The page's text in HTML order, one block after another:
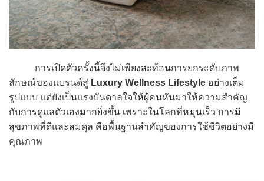
การเปิดตัวครั้งนี้จึงไม่เพียงสะท้อนการยกระดับภาพ
ลักษณ์ของแบรนด์สู่ Luxury Wellness Lifestyle อย่างเต็ม
รูปแบบ แต่ยังเป็นแรงบันดาลใจให้ผู้คนหันมาให้ความสำคัญ
กับการดูแลตัวเองมากยิ่งขึ้น เพราะในโลกที่หมุนเร็ว การมี
สุขภาพที่ดีและสมดุล คือพื้นฐานสำคัญของการใช้ชีวิตอย่างมี
คุณภาพ